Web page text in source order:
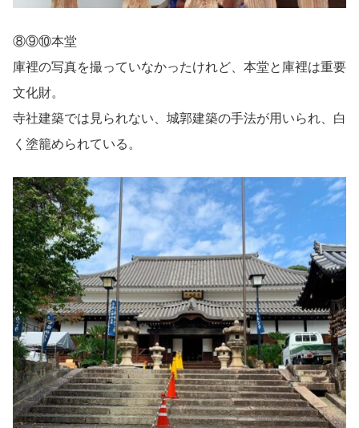
⑧⑨⑩本堂
庫裡の写真を撮っていなかったけれど、本堂と庫裡は重要
文化財。
寺社建築では見られない、城郭建築の手法が用いられ、白
く塗籠められている。